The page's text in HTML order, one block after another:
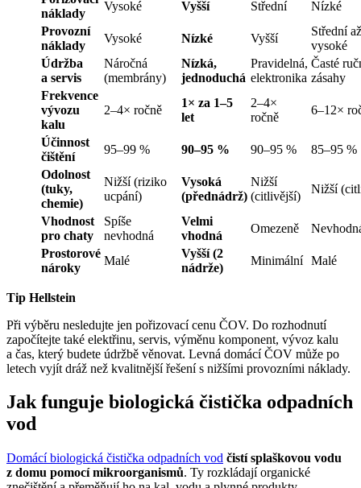
náklady
Vysoké Vyšší Střední
Nízké
Provozní
náklady
Vysoké Nízké Vyšší
Střední až
vysoké
Údržba
a servis
Náročná
(membrány)
Nízká,
jednoduchá
Pravidelná,
elektronika
Časté
zásahy
Frekvence
vývozu
kalu
2–4× ročně
1× za 1–5
let
2–4×
ročně
6–12×
Účinnost
čištění
95–99 % 90–95 % 90–95 %
85–95 %
Odolnost
(tuky,
chemie)
Nižší (riziko
ucpání)
Vysoká
(přednádrž)
Nižší
(citlivější)
Nižší
Vhodnost
pro chaty
Spíše
nevhodná
Velmi
vhodná
Omezeně
Prostorové
nároky
Malé
Vyšší (2
nádrže)
Minimální Malé
Tip Hellstein
Při výběru nesledujte jen pořizovací cenu ČOV. Do rozhodnutí
započítejte také elektřinu, servis, výměnu komponent, vývoz kalu
a čas, který budete údržbě věnovat. Levná domácí ČOV může po
letech vyjít dráž než kvalitnější řešení s nižšími provozními náklady.
Jak funguje biologická čistička odpadních
vod
Domácí biologická čistička odpadních vod čistí splaškovou vodu
z domu pomocí mikroorganismů. Ty rozkládají organické